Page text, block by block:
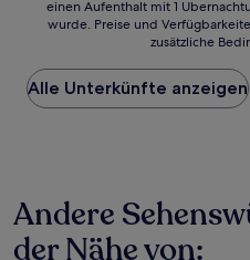
der
Preis
pro
Nacht,
24 Stunden
für
einen
einen Aufenthalt mit 1
wurde. Preise und
zusätzliche
Alle Unterkünfte anzeigen
Andere
der Nähe von: